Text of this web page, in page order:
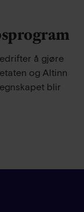
å gjøre
og Altinn
blir